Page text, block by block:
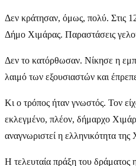
Δεν κράτησαν, όμως, πολύ. Στις
Δήμο Χιμάρας. Παραστάσεις
Δεν το κατόρθωσαν. Νίκησε η
λαιμό των εξουσιαστών και
Κι ο τρόπος ήταν γνωστός. Τον
εκλεγμένο, πλέον, δήμαρχο
αναγνωριστεί η ελληνικότητα
Η τελευταία πράξη του δράματος